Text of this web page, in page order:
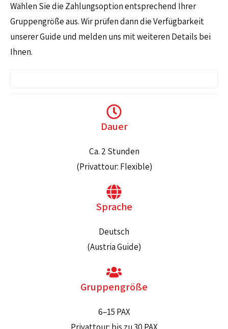
Wählen Sie die Zahlungsoption entsprechend Ihrer
Gruppengröße aus. Wir prüfen dann die Verfügbarkeit
unserer Guide und melden uns mit weiteren Details bei
Ihnen.
Dauer
Ca. 2 Stunden
(Privattour: Flexible)
Sprache
Deutsch
(Austria Guide)
Gruppengröße
6–15 PAX